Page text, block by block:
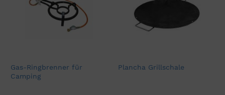
Gas-Ringbrenner für
Camping
Plancha Grillschale